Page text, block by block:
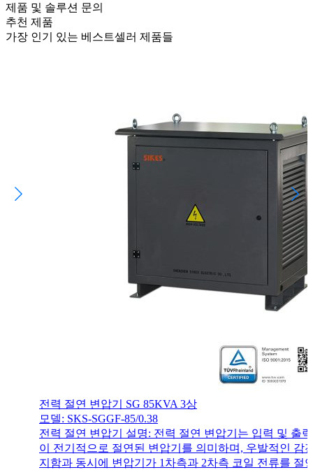
제품 및 솔루션 문의
추천 제품
가장 인기 있는 베스트셀러 제품들
전력 절연 변압기 SG 85KVA 3상
모델: SKS-SGGF-85/0.38
전력 절연 변압기 설명: 전력 절연 변압기는 입력 및 출
이 전기적으로 절연된 변압기를 의미하며, 우발적인 감
지함과 동시에 변압기가 1차측과 2차측 코일 전류를 절